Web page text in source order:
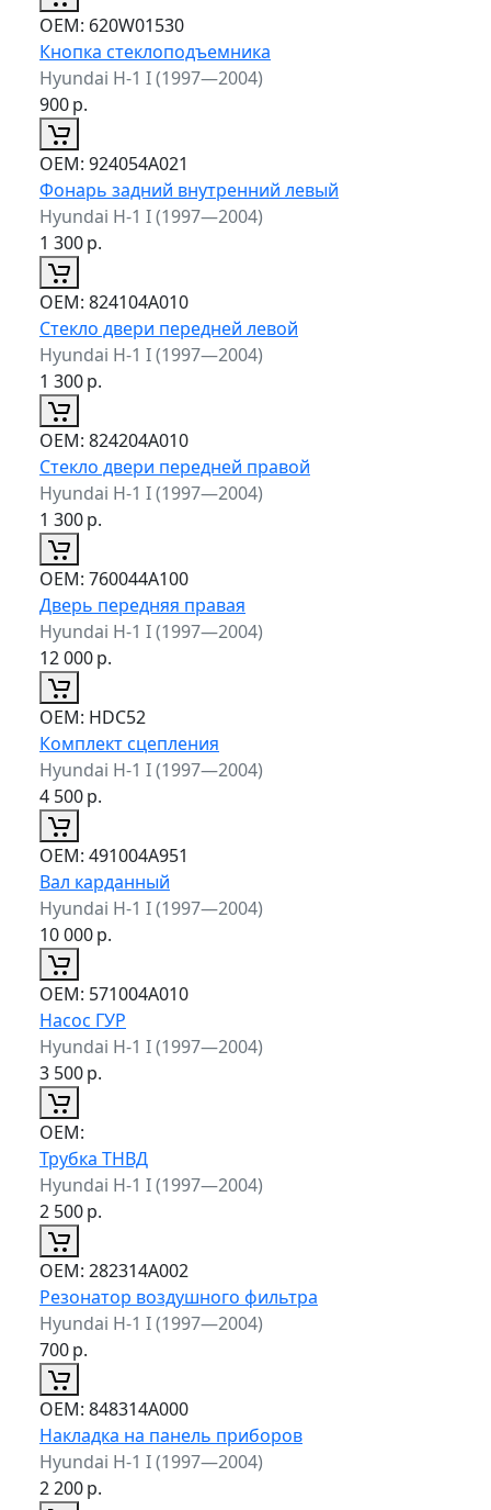
ОЕМ: 620W01530
Кнопка стеклоподъемника
Hyundai H-1 I (1997—2004)
900р.
ОЕМ: 924054A021
Фонарь задний внутренний левый
Hyundai H-1 I (1997—2004)
1 300р.
ОЕМ: 824104A010
Стекло двери передней левой
Hyundai H-1 I (1997—2004)
1 300р.
ОЕМ: 824204A010
Стекло двери передней правой
Hyundai H-1 I (1997—2004)
1 300р.
ОЕМ: 760044A100
Дверь передняя правая
Hyundai H-1 I (1997—2004)
12 000р.
ОЕМ: HDC52
Комплект сцепления
Hyundai H-1 I (1997—2004)
4 500р.
ОЕМ: 491004A951
Вал карданный
Hyundai H-1 I (1997—2004)
10 000р.
ОЕМ: 571004A010
Насос ГУР
Hyundai H-1 I (1997—2004)
3 500р.
ОЕМ:
Трубка ТНВД
Hyundai H-1 I (1997—2004)
2 500р.
ОЕМ: 282314A002
Резонатор воздушного фильтра
Hyundai H-1 I (1997—2004)
700р.
ОЕМ: 848314A000
Накладка на панель приборов
Hyundai H-1 I (1997—2004)
2 200р.